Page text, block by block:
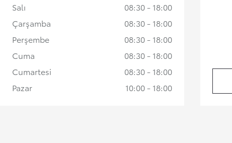
Salı
08:30 - 18:00
Çarşamba
08:30 - 18:00
Perşembe
08:30 - 18:00
Cuma
08:30 - 18:00
Cumartesi
08:30 - 18:00
Pazar
10:00 - 18:00